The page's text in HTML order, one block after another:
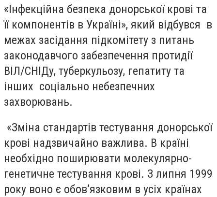
«Інфекційна безпека донорської крові та
її компонентів в Україні», який відбувся в
межах засідання підкомітету з питань
законодавчого забезпечення протидії
ВІЛ/СНІДу, туберкульозу, гепатиту та
інших соціально небезпечних
захворювань.
«Зміна стандартів тестування донорської
крові надзвичайно важлива. В країні
необхідно поширювати молекулярно-
генетичне тестування крові. З липня 1999
року воно є обов’язковим в усіх країнах